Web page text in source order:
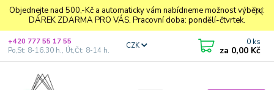
Objednejte nad 500,-Kč a automaticky vám nabídneme možnost výběru:
DÁREK ZDARMA PRO VÁS. Pracovní doba: pondělí-čtvrtek.
CZK
+420 777 55 17 55
Po,St: 8-16.30 h., Út,Čt: 8-14 h.
0 ks
za 0,00 Kč